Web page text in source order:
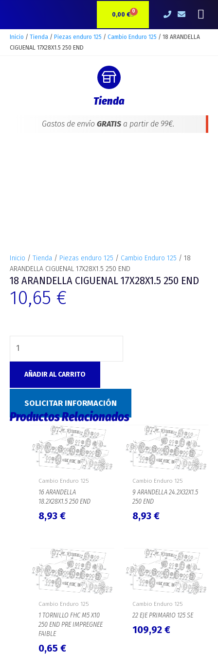
0,00 € 0CARRITO
Inicio / Tienda / Piezas enduro 125 / Cambio Enduro 125 / 18 ARANDELLA
CIGUENAL 17X28X1.5 250 END
Tienda
Gastos de envío GRATISa partir de 99€.
Inicio / Tienda / Piezas enduro 125 / Cambio Enduro 125 / 18
ARANDELLA CIGUENAL 17X28X1.5 250 END
18 ARANDELLA CIGUENAL 17X28X1.5 250 END
10,65 €
17X28X1.5
250
AÑADIR AL CARRITO
SOLICITAR INFORMACIÓN
Productos Relacionados
Cambio Enduro 125
16 ARANDELLA
18.2X28X1.5 250 END
8,93 €
Cambio Enduro 125
9 ARANDELLA 24.2X32X1.5
250 END
8,93 €
Cambio Enduro 125
1 TORNILLO FHC M5 X10
250 END PRE IMPREGNEE
FAIBLE
0,65 €
Cambio Enduro 125
22 EJE PRIMARIO 125 SE
109,92 €